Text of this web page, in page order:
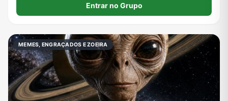
Entrar no Grupo
MEMES, ENGRAÇADOS E ZOEIRA